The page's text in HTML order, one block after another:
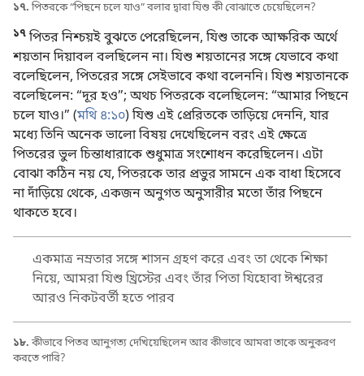
১৭. পিতরকে “পিছনে চলে যাও” বলার দ্বারা যিশু কী বোঝাতে চেয়েছিলেন?
১৭পিতর নিশ্চয়ই বুঝতে পেরেছিলেন, যিশু তাকে আক্ষরিক অর্থে
শয়তান দিয়াবল বলছিলেন না। যিশু শয়তানের সঙ্গে যেভাবে কথা
বলেছিলেন, পিতরের সঙ্গে সেইভাবে কথা বলেননি। যিশু শয়তানকে
বলেছিলেন: “দূর হও”; অথচ পিতরকে বলেছিলেন: “আমার পিছনে
চলে যাও।” (মথি ৪:১০) যিশু এই প্রেরিতকে তাড়িয়ে দেননি, যার
মধ্যে তিনি অনেক ভালো বিষয় দেখেছিলেন বরং এই ক্ষেত্রে
পিতরের ভুল চিন্তাধারাকে শুধুমাত্র সংশোধন করেছিলেন। এটা
বোঝা কঠিন নয় যে, পিতরকে তার প্রভুর সামনে এক বাধা হিসেবে
না দাঁড়িয়ে থেকে, একজন অনুগত অনুসারীর মতো তাঁর পিছনে
থাকতে হবে।
একমাত্র নম্রতার সঙ্গে শাসন গ্রহণ করে এবং তা থেকে শিক্ষা
নিয়ে, আমরা যিশু খ্রিস্টের এবং তাঁর পিতা যিহোবা ঈশ্বরের
আরও নিকটবর্তী হতে পারব
১৮. কীভাবে পিতর আনুগত্য দেখিয়েছিলেন আর কীভাবে আমরা তাকে অনুকরণ
করতে পারি?